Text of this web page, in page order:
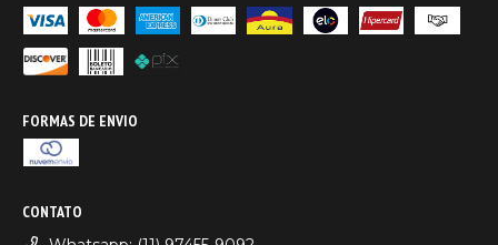
FORMAS DE ENVIO
CONTATO